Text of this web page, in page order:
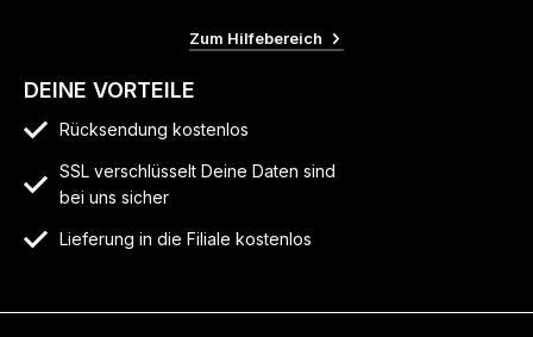
Zum Hilfebereich
DEINE VORTEILE
Rücksendung kostenlos
SSL verschlüsselt Deine Daten sind
bei uns sicher
Lieferung in die Filiale kostenlos